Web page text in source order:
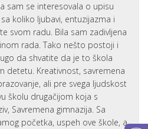
sam se interesovala o upisu
koliko ljubavi, entuzijazma i
svom radu. Bila sam zadivljena
rada. Tako nešto postoji i
da shvatite da je to škola
detetu. Kreativnost, savremena
ali pre svega ljudskost
školu drugačijom koja s
Savremena gimnazija. Sa
početka, uspeh ove škole, a